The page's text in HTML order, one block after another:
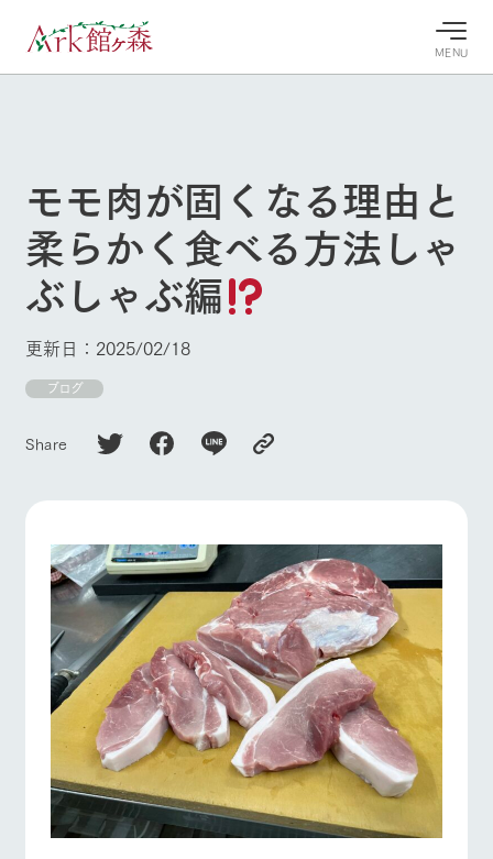
MENU
牧場へ行
く
営業時
間・料金
交通アク
セス
よくいた
よく見られている情報
今日の牧
場・営業
案内
本日の営業時間
や牧場の天気、
イベン 牧場の楽
施設・体験情報
フラワー
ガーデン
花のある美しい
自然環境の中、
季節の移り変わ
りを存分に味わ
う
動物とふ
れあう
触れて、感じ
て、学ぶ。館ヶ
森の雄大な自然
なかで動物とふ
れあう
アクティ
ビティ／
体験
ツリーハウスや
各種体験教室な
ど、楽しみなが
ら学べる様々な
アクティビティ
レストラ
ン
牧場の生産品を
知り尽くした料
ショップ
／お買い
物
丹精込めて育て
牧場マッ
プ
ウンロード
ホーム
Ark館ヶ森について
牧場に行く
私たちの取り組み
ArkFarm Wedding
お知らせ
ブログ
お問い合わせ・資料請求
生産品カタログ・資料DL
English (Google Translate)
牧場トップ 今日の牧場 牧場の楽しみ方
イベント/フェア レストラン/BBQ フラワーガーデン
動物とふれあう アクティビティ/体験 ショップ/お買い物
モモ肉が固くなる理由と
柔らかく食べる方法しゃ
ぶしゃぶ編
更新日：2025/02/18
ブログ
Share